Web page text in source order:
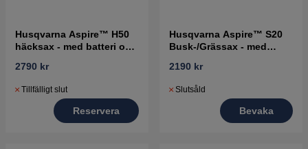
Husqvarna Aspire™ H50
häcksax - med batteri och
2790 kr
Tillfälligt slut
Reservera
Husqvarna Aspire™ S20
Busk-/Grässax - med
2190 kr
Slutsåld
Bevaka